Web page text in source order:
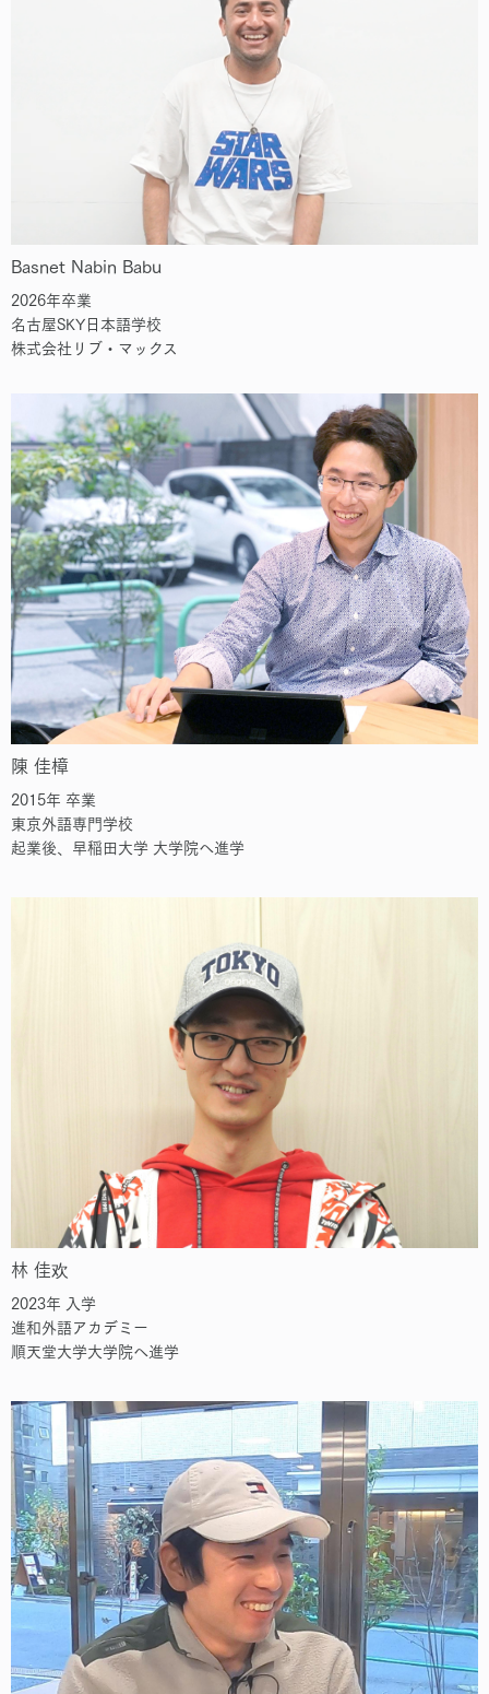
Basnet Nabin Babu
2026年卒業
名古屋SKY日本語学校
株式会社リブ・マックス
陳 佳樟
2015年 卒業
東京外語専門学校
起業後、早稲田大学 大学院へ進学
林 佳欢
2023年 入学
進和外語アカデミー
順天堂大学大学院へ進学